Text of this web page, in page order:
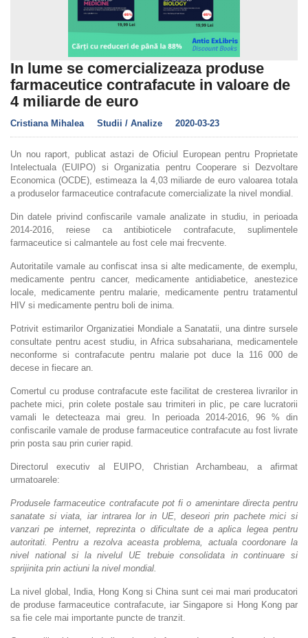
In lume se comercializeaza produse
farmaceutice contrafacute in valoare de
4 miliarde de euro
Cristiana Mihalea Studii / Analize 2020-03-23
Un nou raport, publicat astazi de Oficiul European pentru Proprietate
Intelectuala (EUIPO) si Organizatia pentru Cooperare si Dezvoltare
Economica (OCDE), estimeaza la 4,03 miliarde de euro valoarea totala
a produselor farmaceutice contrafacute comercializate la nivel mondial.
Din datele privind confiscarile vamale analizate in studiu, in perioada
2014-2016, reiese ca antibioticele contrafacute, suplimentele
farmaceutice si calmantele au fost cele mai frecvente.
Autoritatile vamale au confiscat insa si alte medicamente, de exemplu,
medicamente pentru cancer, medicamente antidiabetice, anestezice
locale, medicamente pentru malarie, medicamente pentru tratamentul
HIV si medicamente pentru boli de inima.
Potrivit estimarilor Organizatiei Mondiale a Sanatatii, una dintre sursele
consultate pentru acest studiu, in Africa subsahariana, medicamentele
neconforme si contrafacute pentru malarie pot duce la 116 000 de
decese in fiecare an.
Comertul cu produse contrafacute este facilitat de cresterea livrarilor in
pachete mici, prin colete postale sau trimiteri in plic, pe care lucratorii
vamali le detecteaza mai greu. In perioada 2014-2016, 96 % din
confiscarile vamale de produse farmaceutice contrafacute au fost livrate
prin posta sau prin curier rapid.
Directorul executiv al EUIPO, Christian Archambeau, a afirmat
urmatoarele:
Produsele farmaceutice contrafacute pot fi o amenintare directa pentru
sanatate si viata, iar intrarea lor in UE, deseori prin pachete mici si
vanzari pe internet, reprezinta o dificultate de a aplica legea pentru
autoritati. Pentru a rezolva aceasta problema, actuala coordonare la
nivel national si la nivelul UE trebuie consolidata in continuare si
sprijinita prin actiuni la nivel mondial.
La nivel global, India, Hong Kong si China sunt cei mai mari producatori
de produse farmaceutice contrafacute, iar Singapore si Hong Kong par
sa fie cele mai importante puncte de tranzit.